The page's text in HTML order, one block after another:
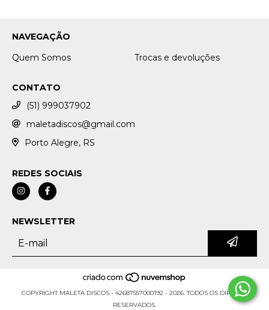
NAVEGAÇÃO
Quem Somos
Trocas e devoluções
CONTATO
(51) 999037902
maletadiscos@gmail.com
Porto Alegre, RS
REDES SOCIAIS
NEWSLETTER
COPYRIGHT MALETA DISCOS - 42687557000192 - 2026. TODOS OS DIREITOS
RESERVADOS.